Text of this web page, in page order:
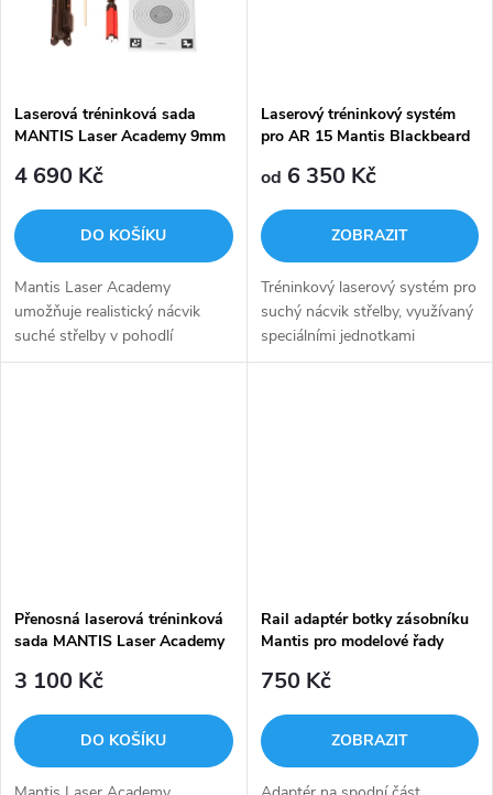
Laserová tréninková sada
MANTIS Laser Academy 9mm
4 690 Kč
DO KOŠÍKU
Mantis Laser Academy
umožňuje realistický nácvik
suché střelby v pohodlí
domova.
Laserový tréninkový systém
pro AR 15 Mantis Blackbeard
od 6 350 Kč
ZOBRAZIT
Tréninkový laserový systém pro
suchý nácvik střelby, využívaný
speciálními jednotkami
amerických ozbrojených sil.
Přenosná laserová tréninková
sada MANTIS Laser Academy
3 100 Kč
DO KOŠÍKU
Rail adaptér botky zásobníku
Mantis pro modelové řady
750 Kč
ZOBRAZIT